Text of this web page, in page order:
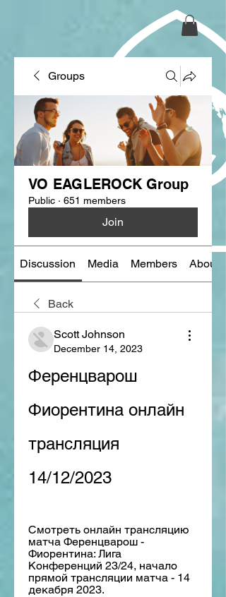
Groups
VO EAGLEROCK Group
Public · 651 members
Join
Discussion Media Members About
Back
Scott Johnson
December 14, 2023
Ференцварош
Фиорентина онлайн
трансляция
14/12/2023
Смотреть онлайн трансляцию
матча Ференцварош -
Фиорентина: Лига
Конференций 23/24, начало
прямой трансляции матча - 14
декабря 2023.